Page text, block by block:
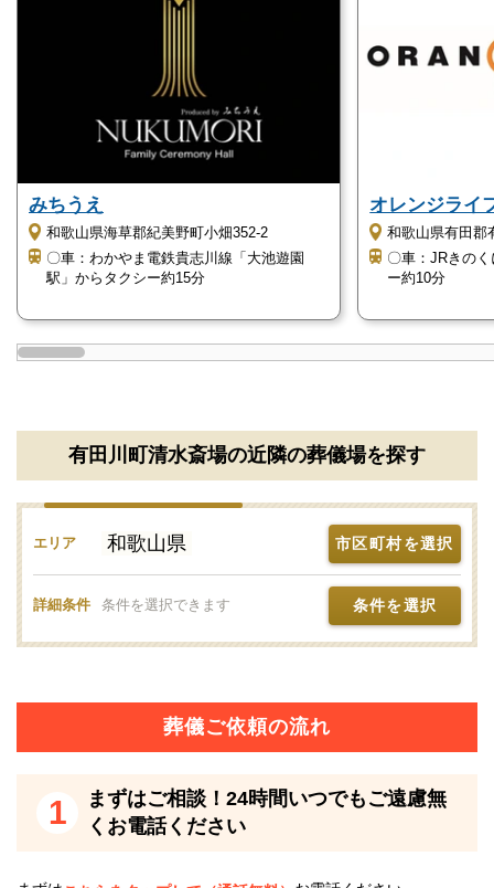
葬儀のことが何もわからなくても、お電話口でご状況
をお伺いしながら適切にアドバイスいたします。
有田川町清水斎場の駐車場について
有田川町清水斎場は、60台収容できる広い駐車場を完
駐車スペースには余裕がありますが、日取りや時間帯
によっては満車になる可能性があります。
最寄り駅からは距離がありますが、乗り合わせてのタ
有田川町清水斎場の火葬場について
有田川町清水斎場は火葬炉が3基あり、火葬を執り行
うことができます。
火葬の際の副葬品には、遺骨に影響を与えるものや爆
発の恐れがあるものなどは入れられません。
職員までお申し出ください。
有田川町清水斎場は霊安室を完備しているため、遺体
みちうえ
和歌山県海草郡紀美野町小畑352-2
〇車：わかやま電鉄貴志川線「大池遊園
駅」からタクシー約15分
オレンジライ
和歌山県有田郡
〇車：JRきの
ー約10分
有田川町清水斎場の近隣の葬儀場を探す
エリア 和歌山県 市区町村を選択
詳細条件 条件を選択できます 条件を選択
葬儀ご依頼の流れ
1
まずはご相談！24時間いつでもご遠慮無
くお電話ください